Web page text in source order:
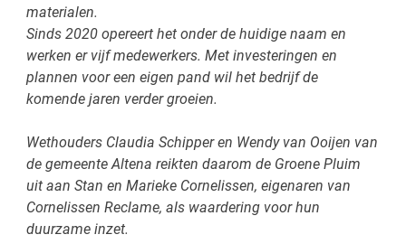
materialen.
Sinds 2020 opereert het onder de huidige naam en
werken er vijf medewerkers. Met investeringen en
plannen voor een eigen pand wil het bedrijf de
komende jaren verder groeien.
Wethouders Claudia Schipper en Wendy van Ooijen van
de gemeente Altena reikten daarom de Groene Pluim
uit aan Stan en Marieke Cornelissen, eigenaren van
Cornelissen Reclame, als waardering voor hun
duurzame inzet.